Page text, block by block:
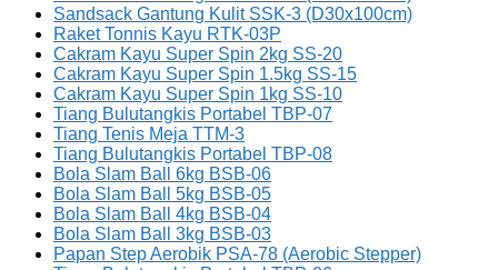
Sandsack Gantung Kulit SSK-3 (D30x100cm)
Raket Tonnis Kayu RTK-03P
Cakram Kayu Super Spin 2kg SS-20
Cakram Kayu Super Spin 1.5kg SS-15
Cakram Kayu Super Spin 1kg SS-10
Tiang Bulutangkis Portabel TBP-07
Tiang Tenis Meja TTM-3
Tiang Bulutangkis Portabel TBP-08
Bola Slam Ball 6kg BSB-06
Bola Slam Ball 5kg BSB-05
Bola Slam Ball 4kg BSB-04
Bola Slam Ball 3kg BSB-03
Papan Step Aerobik PSA-78 (Aerobic Stepper)